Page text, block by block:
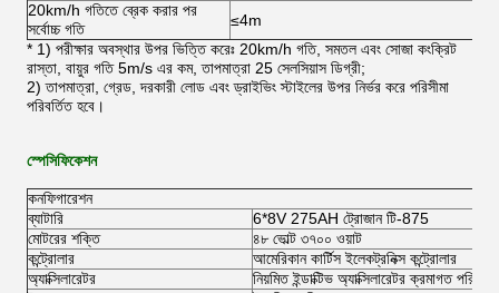
20km/h গতিতে ব্রেক করার পর
সর্বোচ্চ গতি
≤4m
* 1) পরীক্ষার অবস্থার উপর ভিত্তি করেঃ 20km/h গতি, সমতল এবং সোজা কংক্রিট
রাস্তা, বায়ুর গতি 5m/s এর কম, তাপমাত্রা 25 সেলসিয়াস ডিগ্রী;
2) তাপমাত্রা, গ্রেড, দরকারী লোড এবং ড্রাইভিং স্টাইলের উপর নির্ভর করে পরিসীমা
পরিবর্তিত হবে।
স্পেসিফিকেশন
কনফিগারেশন
ব্যাটারি
6*8V 275AH ট্রোজান টি-875
মোটরের শক্তি
৪৮ ভোল্ট ৩৭০০ ওয়াট
কন্ট্রোলার
আমেরিকান কার্টিস ইলেকট্রনিক্স কন্ট্রোলার
অ্যাক্সিলারেটর
নিয়মিত ইন্ডাক্টিভ অ্যাক্সিলারেটর ক্রমাগত